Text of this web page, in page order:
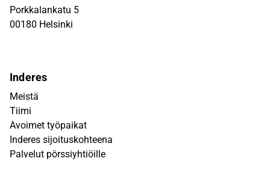
Porkkalankatu 5
00180 Helsinki
Inderes
Meistä
Tiimi
Avoimet työpaikat
Inderes sijoituskohteena
Palvelut pörssiyhtiöille